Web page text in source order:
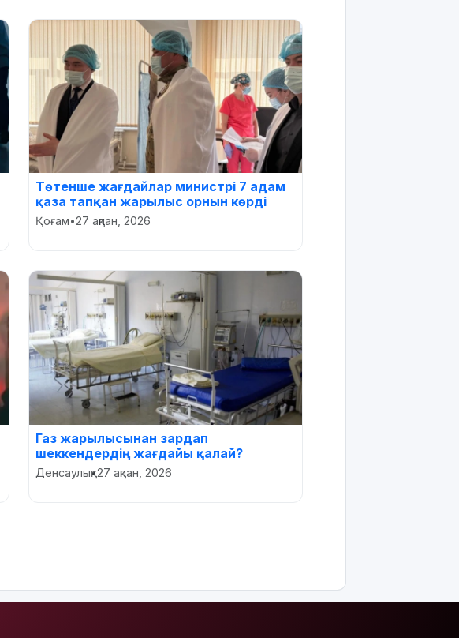
Төтенше жағдайлар министрі 7 адам
қаза тапқан жарылыс орнын көрді
Қоғам•27 ақпан, 2026
Газ жарылысынан зардап
шеккендердің жағдайы қалай?
Денсаулық•27 ақпан, 2026